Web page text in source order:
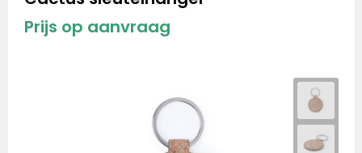
Prijs op aanvraag